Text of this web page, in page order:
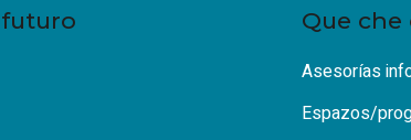
Que che
Asesorías
Espazos/